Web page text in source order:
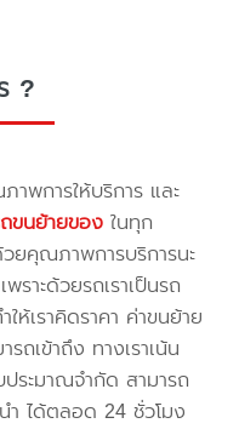
?
พการให้บริการ และ
ถขนย้ายของ ในทุก
ยคุณภาพการบริการนะ
เพราะด้วยรถเราเป็นรถ
ห้เราคิดราคา ค่าขนย้าย
ถเข้าถึง ทางเราเน้น
ระมาณจำกัด สามารถ
ำ ได้ตลอด 24 ชั่วโมง